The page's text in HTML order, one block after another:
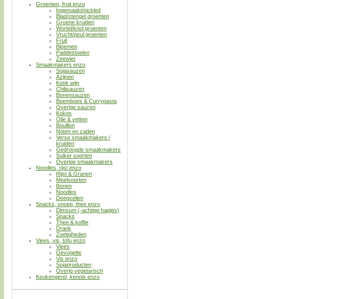
Groenten, fruit enzo
Ingemaakt/pickled
Blad/stengel groenten
Groene kruiden
Wortel/knol groenten
Vrucht/peul groenten
Fruit
Bloemen
Paddestoelen
Zeewier
Smaakmakers enzo
Sojasauzen
Azijnen
Kook wijn
Chilisauzen
Bonensauzen
Boemboes & Currypasta
Overige sauzen
Kokos
Olie & vetten
Bouillon
Noten en zaden
Verse smaakmakers /
kruiden
Gedroogde smaakmakers
Suiker soorten
Overige smaakmakers
Noodles, rijst enzo
Rijst & Granen
Meelsoorten
Bonen
Noodles
Deegvellen
Snacks, snoep, thee enzo
Dimsum (-achtige hapjes)
Snacks
Thee & koffie
Drank
Zoetigheden
Vlees, vis, tofu enzo
Vlees
Gevogelte
Vis enzo
Sojaproducten
Overig vegetarisch
Keukengerei, kennis enzo